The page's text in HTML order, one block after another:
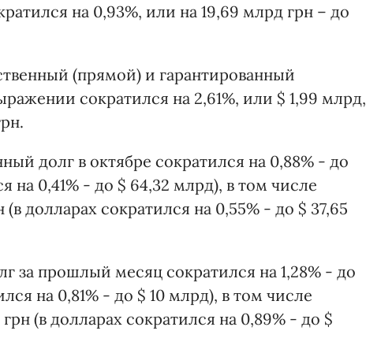
на 0,93%, или на 19,69 млрд грн – до
(прямой) и гарантированный
сократился на 2,61%, или $ 1,99 млрд,
долг в октябре сократился на 0,88% - до
на 0,41% - до $ 64,32 млрд), в том числе
долларах сократился на 0,55% - до $ 37,65
за прошлый месяц сократился на 1,28% - до
на 0,81% - до $ 10 млрд), в том числе
(в долларах сократился на 0,89% - до $